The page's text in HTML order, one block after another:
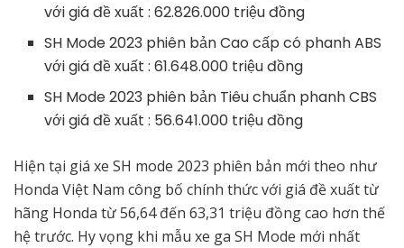
với giá đề xuất : 62.826.000 triệu đồng
SH Mode 2023 phiên bản Cao cấp có phanh ABS
với giá đề xuất : 61.648.000 triệu đồng
SH Mode 2023 phiên bản Tiêu chuẩn phanh CBS
với giá đề xuất : 56.641.000 triệu đồng
Hiện tại giá xe SH mode 2023 phiên bản mới theo như
Honda Việt Nam công bố chính thức với giá đề xuất từ
hãng Honda từ 56,64 đến 63,31 triệu đồng cao hơn thế
hệ trước. Hy vọng khi mẫu xe ga SH Mode mới nhất